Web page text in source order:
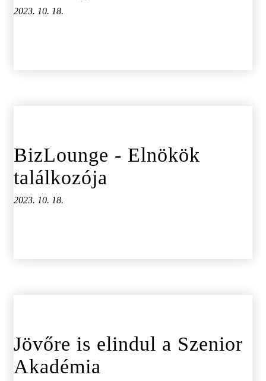
2023. 10. 18.
BizLounge - Elnökök
találkozója
2023. 10. 18.
Jövőre is elindul a Szenior
Akadémia